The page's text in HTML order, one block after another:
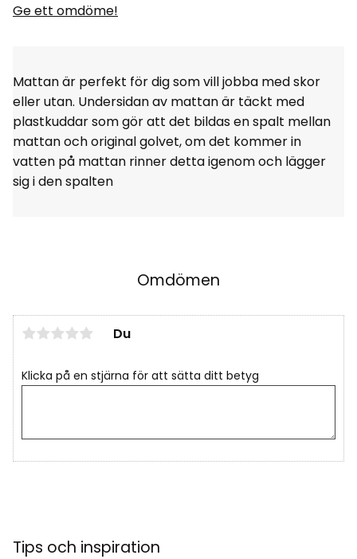
Ge ett omdöme!
Mattan är perfekt för dig som vill jobba med skor
eller utan. Undersidan av mattan är täckt med
plastkuddar som gör att det bildas en spalt mellan
mattan och original golvet, om det kommer in
vatten på mattan rinner detta igenom och lägger
sig i den spalten
Omdömen
Du
Klicka på en stjärna för att sätta ditt betyg
Tips och inspiration